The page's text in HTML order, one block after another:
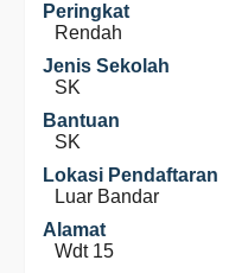
Peringkat
Rendah
Jenis Sekolah
SK
Bantuan
SK
Lokasi Pendaftaran
Luar Bandar
Alamat
Wdt 15